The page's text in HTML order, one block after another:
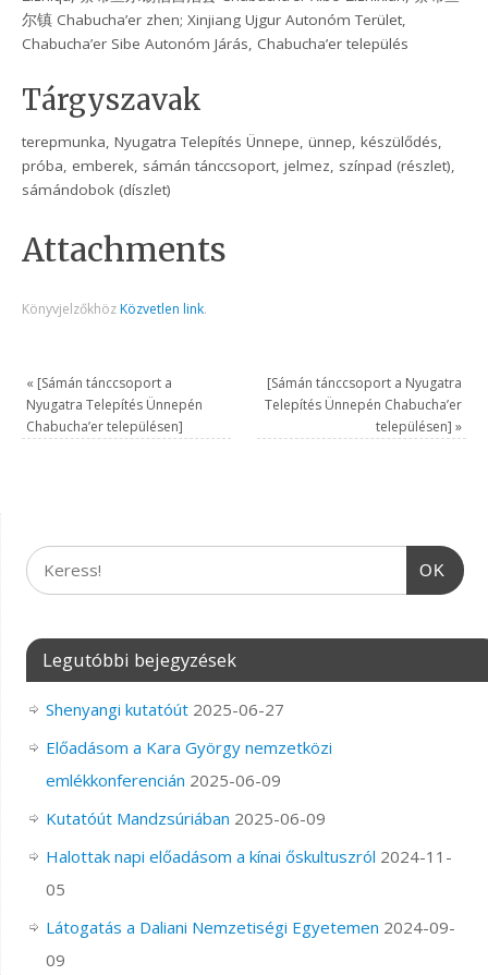
尔镇 Chabucha’er zhen; Xinjiang Ujgur Autonóm Terület,
Chabucha’er Sibe Autonóm Járás, Chabucha’er település
Tárgyszavak
terepmunka, Nyugatra Telepítés Ünnepe, ünnep, készülődés,
próba, emberek, sámán tánccsoport, jelmez, színpad (részlet),
sámándobok (díszlet)
Attachments
Könyvjelzőkhöz Közvetlen link.
« [Sámán tánccsoport a
Nyugatra Telepítés Ünnepén
Chabucha’er településen]
[Sámán tánccsoport a Nyugatra
Telepítés Ünnepén Chabucha’er
településen] »
OK
Legutóbbi bejegyzések
Shenyangi kutatóút 2025-06-27
Előadásom a Kara György nemzetközi
emlékkonferencián 2025-06-09
Kutatóút Mandzsúriában 2025-06-09
Halottak napi előadásom a kínai őskultuszról 2024-11-
05
Látogatás a Daliani Nemzetiségi Egyetemen 2024-09-
09